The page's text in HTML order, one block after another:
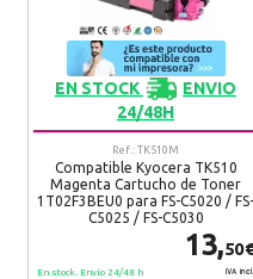
EN STOCK
ENVIO
24/48H
Ref.: TK510M
Compatible Kyocera TK510
Magenta Cartucho de Toner
1T02F3BEU0 para FS-C5020 / FS-
C5025 / FS-C5030
13,50€
IVA Incl.
En stock. Envío 24/48 h